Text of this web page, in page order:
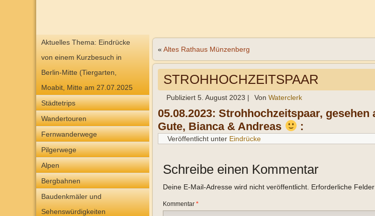
Aktuelles Thema: Eindrücke
von einem Kurzbesuch in
Berlin-Mitte (Tiergarten,
Moabit, Mitte am 27.07.2025
Städtetrips
Wandertouren
Fernwanderwege
Pilgerwege
Alpen
Bergbahnen
Baudenkmäler und
Sehenswürdigkeiten
« Altes Rathaus Münzenberg
STROHHOCHZEITSPAAR
Publiziert 5. August 2023 | Von Waterclerk
05.08.2023: Strohhochzeitspaar,
Gute, Bianca & Andreas
:
Veröffentlicht unter Eindrücke
Schreibe einen Kommentar
Deine E-Mail-Adresse wird nicht veröffentlicht. Erforderliche
Kommentar *